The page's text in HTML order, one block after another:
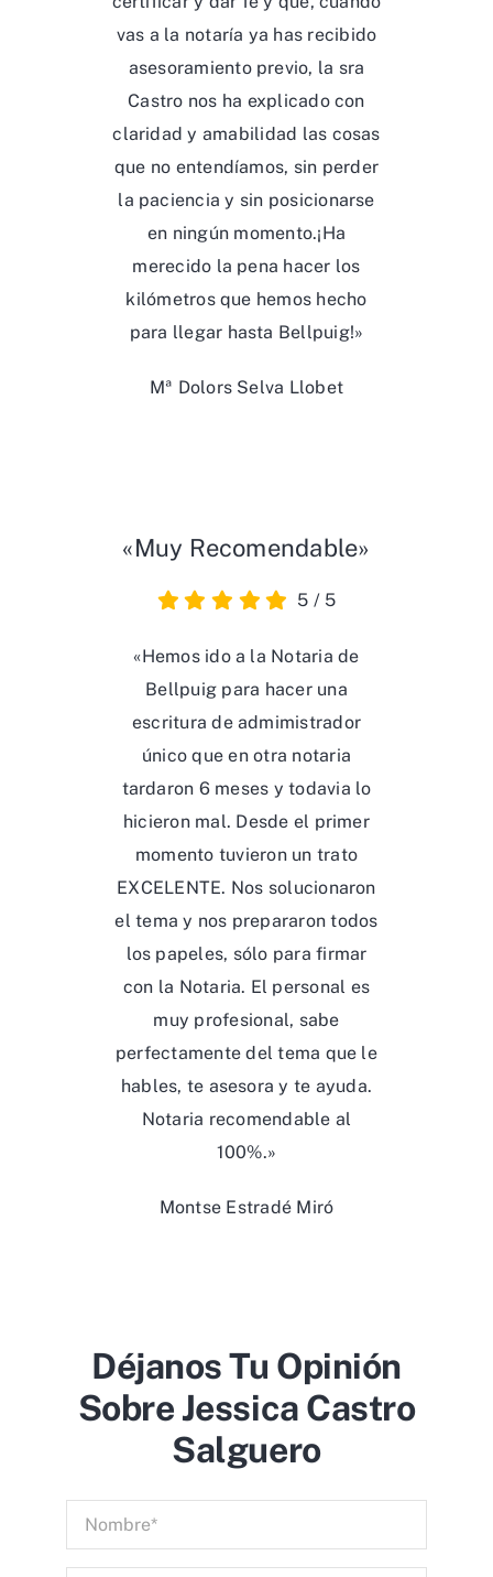
vas a la notaría ya has recibido
asesoramiento previo, la sra
Castro nos ha explicado con
claridad y amabilidad las cosas
que no entendíamos, sin perder
la paciencia y sin posicionarse
en ningún momento.¡Ha
merecido la pena hacer los
kilómetros que hemos hecho
para llegar hasta Bellpuig!»
Mª Dolors Selva Llobet
«Muy Recomendable»
5 / 5
«Hemos ido a la Notaria de
Bellpuig para hacer una
escritura de admimistrador
único que en otra notaria
tardaron 6 meses y todavia lo
hicieron mal. Desde el primer
momento tuvieron un trato
EXCELENTE. Nos solucionaron
el tema y nos prepararon todos
los papeles, sólo para firmar
con la Notaria. El personal es
muy profesional, sabe
perfectamente del tema que le
hables, te asesora y te ayuda.
Notaria recomendable al
100%.»
Montse Estradé Miró
Déjanos Tu Opinión
Sobre Jessica Castro
Salguero